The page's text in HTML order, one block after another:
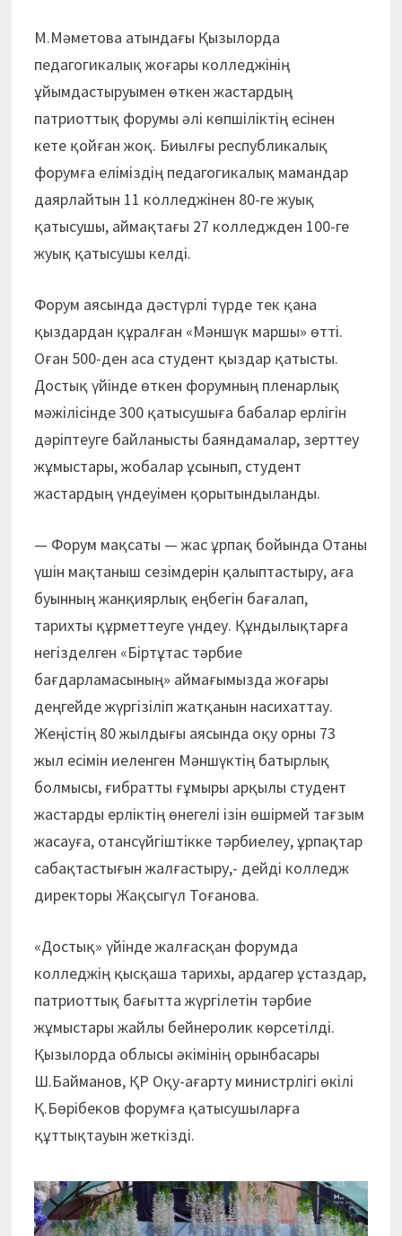
М.Мәметова атындағы Қызылорда
педагогикалық жоғары колледжінің
ұйымдастыруымен өткен жастардың
патриоттық форумы әлі көпшіліктің есінен
кете қойған жоқ. Биылғы республикалық
форумға еліміздің педагогикалық мамандар
даярлайтын 11 колледжінен 80-ге жуық
қатысушы, аймақтағы 27 колледжден 100-ге
жуық қатысушы келді.
Форум аясында дәстүрлі түрде тек қана
қыздардан құралған «Мәншүк маршы» өтті.
Оған 500-ден аса студент қыздар қатысты.
Достық үйінде өткен форумның пленарлық
мәжілісінде 300 қатысушыға бабалар ерлігін
дәріптеуге байланысты баяндамалар, зерттеу
жұмыстары, жобалар ұсынып, студент
жастардың үндеуімен қорытындыланды.
— Форум мақсаты — жас ұрпақ бойында Отаны
үшін мақтаныш сезімдерін қалыптастыру, аға
буынның жанқиярлық еңбегін бағалап,
тарихты құрметтеуге үндеу. Құндылықтарға
негізделген «Біртұтас тәрбие
бағдарламасының» аймағымызда жоғары
деңгейде жүргізіліп жатқанын насихаттау.
Жеңістің 80 жылдығы аясында оқу орны 73
жыл есімін иеленген Мәншүктің батырлық
болмысы, ғибратты ғұмыры арқылы студент
жастарды ерліктің өнегелі ізін өшірмей тағзым
жасауға, отансүйгіштікке тәрбиелеу, ұрпақтар
сабақтастығын жалғастыру,- дейді колледж
директоры Жақсыгүл Тоғанова.
«Достық» үйінде жалғасқан форумда
колледжің қысқаша тарихы, ардагер ұстаздар,
патриоттық бағытта жүргілетін тәрбие
жұмыстары жайлы бейнеролик көрсетілді.
Қызылорда облысы әкімінің орынбасары
Ш.Байманов, ҚР Оқу-ағарту министрлігі өкілі
Қ.Бөрібеков форумға қатысушыларға
құттықтауын жеткізді.